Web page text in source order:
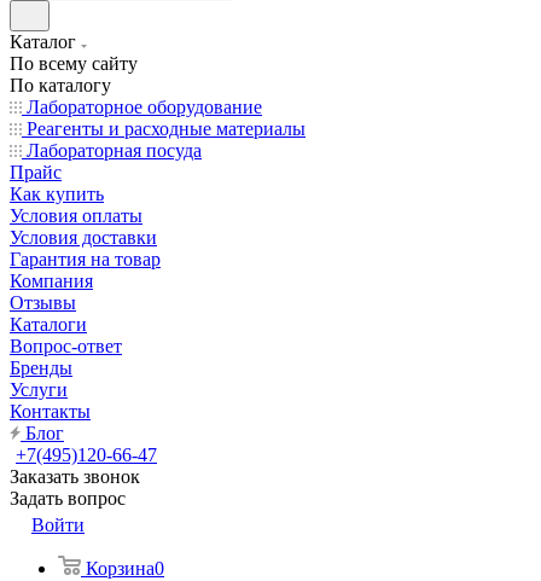
Каталог
По всему сайту
По каталогу
Лабораторное оборудование
Реагенты и расходные материалы
Лабораторная посуда
Прайс
Как купить
Условия оплаты
Условия доставки
Гарантия на товар
Компания
Отзывы
Каталоги
Вопрос-ответ
Бренды
Услуги
Контакты
Блог
+7(495)120-66-47
Заказать звонок
Задать вопрос
Войти
Корзина0